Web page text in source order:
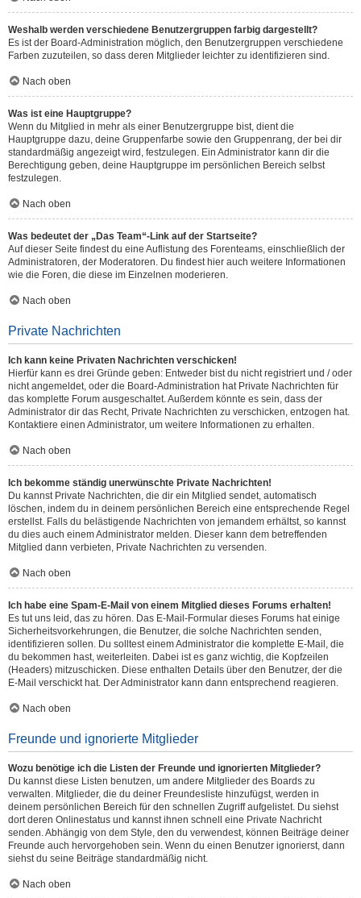
Weshalb werden verschiedene Benutzergruppen farbig dargestellt?
Es ist der Board-Administration möglich, den Benutzergruppen verschiedene
Farben zuzuteilen, so dass deren Mitglieder leichter zu identifizieren sind.
Nach oben
Was ist eine Hauptgruppe?
Wenn du Mitglied in mehr als einer Benutzergruppe bist, dient die
Hauptgruppe dazu, deine Gruppenfarbe sowie den Gruppenrang, der bei dir
standardmäßig angezeigt wird, festzulegen. Ein Administrator kann dir die
Berechtigung geben, deine Hauptgruppe im persönlichen Bereich selbst
festzulegen.
Nach oben
Was bedeutet der „Das Team“-Link auf der Startseite?
Auf dieser Seite findest du eine Auflistung des Forenteams, einschließlich der
Administratoren, der Moderatoren. Du findest hier auch weitere Informationen
wie die Foren, die diese im Einzelnen moderieren.
Nach oben
Private Nachrichten
Ich kann keine Privaten Nachrichten verschicken!
Hierfür kann es drei Gründe geben: Entweder bist du nicht registriert und / oder
nicht angemeldet, oder die Board-Administration hat Private Nachrichten für
das komplette Forum ausgeschaltet. Außerdem könnte es sein, dass der
Administrator dir das Recht, Private Nachrichten zu verschicken, entzogen hat.
Kontaktiere einen Administrator, um weitere Informationen zu erhalten.
Nach oben
Ich bekomme ständig unerwünschte Private Nachrichten!
Du kannst Private Nachrichten, die dir ein Mitglied sendet, automatisch
löschen, indem du in deinem persönlichen Bereich eine entsprechende Regel
erstellst. Falls du belästigende Nachrichten von jemandem erhältst, so kannst
du dies auch einem Administrator melden. Dieser kann dem betreffenden
Mitglied dann verbieten, Private Nachrichten zu versenden.
Nach oben
Ich habe eine Spam-E-Mail von einem Mitglied dieses Forums erhalten!
Es tut uns leid, das zu hören. Das E-Mail-Formular dieses Forums hat einige
Sicherheitsvorkehrungen, die Benutzer, die solche Nachrichten senden,
identifizieren sollen. Du solltest einem Administrator die komplette E-Mail, die
du bekommen hast, weiterleiten. Dabei ist es ganz wichtig, die Kopfzeilen
(Headers) mitzuschicken. Diese enthalten Details über den Benutzer, der die
E-Mail verschickt hat. Der Administrator kann dann entsprechend reagieren.
Nach oben
Freunde und ignorierte Mitglieder
Wozu benötige ich die Listen der Freunde und ignorierten Mitglieder?
Du kannst diese Listen benutzen, um andere Mitglieder des Boards zu
verwalten. Mitglieder, die du deiner Freundesliste hinzufügst, werden in
deinem persönlichen Bereich für den schnellen Zugriff aufgelistet. Du siehst
dort deren Onlinestatus und kannst ihnen schnell eine Private Nachricht
senden. Abhängig von dem Style, den du verwendest, können Beiträge deiner
Freunde auch hervorgehoben sein. Wenn du einen Benutzer ignorierst, dann
siehst du seine Beiträge standardmäßig nicht.
Nach oben